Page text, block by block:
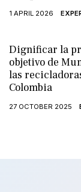
1 APRIL 2026
Dignificar la
objetivo de
las
Colombia
27 OCTOBER 2025